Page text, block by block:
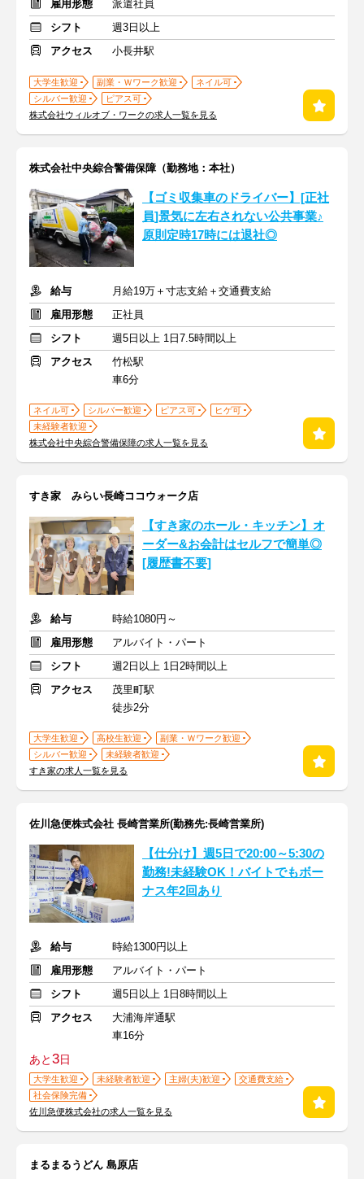
雇用形態
派遣社員
シフト
週3日以上
アクセス
小長井駅
大学生歓迎 副業・Ｗワーク歓迎
ネイル可
シルバー歓迎
ピアス可
株式会社ウィルオブ・ワークの求人一覧を見る
株式会社中央綜合警備保障（勤務地：本社）
【ゴミ収集車のドライバー】[正社
員]景気に左右されない公共事業♪
原則定時17時には退社◎
給与
月給19万＋寸志支給＋交通費支給
雇用形態
正社員
シフト
週5日以上 1日7.5時間以上
アクセス
竹松駅
車6分
ネイル可 シルバー歓迎 ピアス可
ヒゲ可
未経験者歓迎
株式会社中央綜合警備保障の求人一覧を見る
すき家 みらい長崎ココウォーク店
【すき家のホール・キッチン】オ
ーダー&お会計はセルフで簡単◎
[履歴書不要]
給与
時給1080円～
雇用形態
アルバイト・パート
シフト
週2日以上 1日2時間以上
アクセス
茂里町駅
徒歩2分
大学生歓迎 高校生歓迎
副業・Ｗワーク歓迎
シルバー歓迎
未経験者歓迎
すき家の求人一覧を見る
佐川急便株式会社 長崎営業所(勤務先:長崎営業所)
【仕分け】週5日で20:00～5:30の
勤務!未経験OK！バイトでもボー
ナス年2回あり
給与
時給1300円以上
雇用形態
アルバイト・パート
シフト
週5日以上 1日8時間以上
アクセス
大浦海岸通駅
車16分
あと3日
大学生歓迎 未経験者歓迎 主婦(夫)歓迎
交通費支給
社会保険完備
佐川急便株式会社の求人一覧を見る
まるまるうどん 島原店